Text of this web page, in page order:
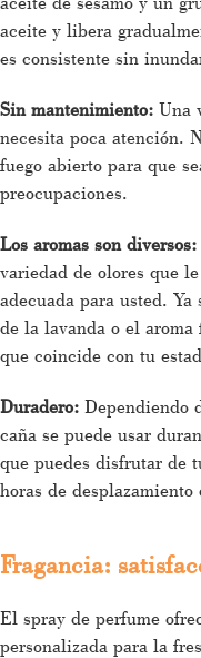
aceite y libera
es consistente sin
Sin mantenimiento: Una
necesita poca atención.
fuego abierto para que
preocupaciones.
Los aromas son diversos:
variedad de olores que
adecuada para usted.
de la lavanda o el
que coincide con tu
Duradero: Dependiendo
caña se puede usar
que puedes disfrutar de
horas de desplazamiento
Fragancia:
El spray de perfume
personalizada para la